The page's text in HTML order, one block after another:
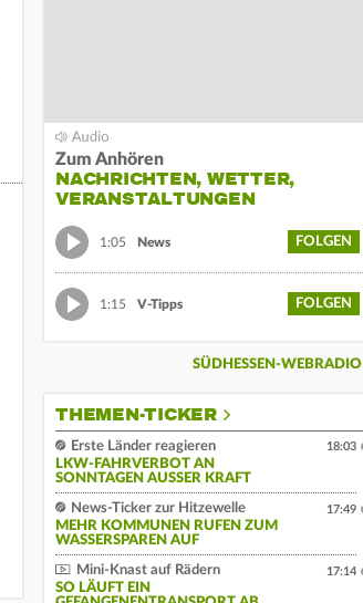
Zum Anhören
NACHRICHTEN, WETTER,
VERANSTALTUNGEN
1:05 News FOLGEN
1:15 V-Tipps FOLGEN
SÜDHESSEN-WEBRADIO
THEMEN-TICKER
Erste Länder reagieren
LKW-FAHRVERBOT AN
SONNTAGEN AUSSER KRAFT
18:03
News-Ticker zur Hitzewelle
MEHR KOMMUNEN RUFEN ZUM
WASSERSPAREN AUF
17:49
Mini-Knast auf Rädern
SO LÄUFT EIN
17:14